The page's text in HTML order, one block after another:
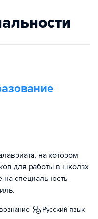
на котором
для работы в школах
специальность
русский язык